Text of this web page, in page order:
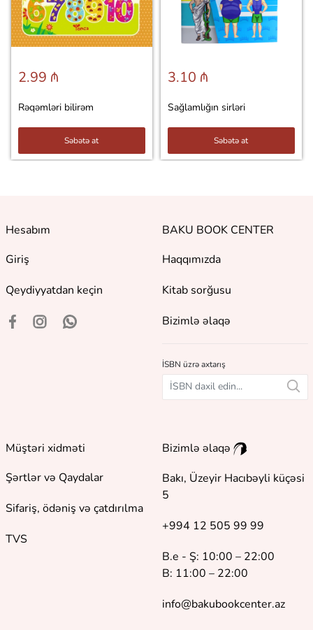
2.99 ₼
Rəqəmləri bilirəm
Səbətə at
3.10 ₼
Sağlamlığın sirləri
Səbətə at
Hesabım
Giriş
Qeydiyyatdan keçin
BAKU BOOK CENTER
Haqqımızda
Kitab sorğusu
Bizimlə əlaqə
İSBN üzrə axtarış
Müştəri xidməti
Şərtlər və Qaydalar
Sifariş, ödəniş və çatdırılma
TVS
Bizimlə əlaqə
Bakı, Üzeyir Hacıbəyli küçəsi
5
+994 12 505 99 99
B.e - Ş: 10:00 – 22:00
B: 11:00 – 22:00
info@bakubookcenter.az